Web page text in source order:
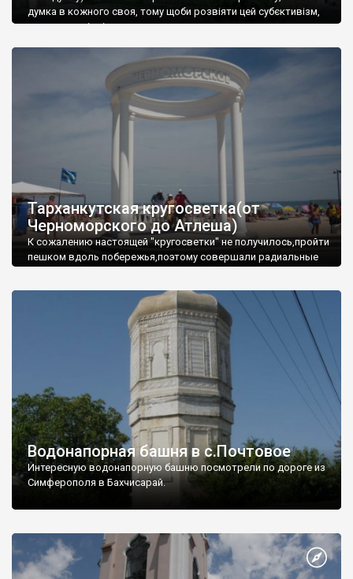
думка в кожного своя, тому щоби розвіяти цей субєктивізм,
запрошую відвідати це
Тарханкутская кругосветка(от
Черноморского до Атлеша)
К сожалению настоящей "кругосветки" не получилось,пройти
пешком вдоль побережья,поэтому совершали радиальные
Водонапорная башня в с.Почтовое
Интересную водонапорную башню посмотрели по дороге из
Симферополя в Бахчисарай.